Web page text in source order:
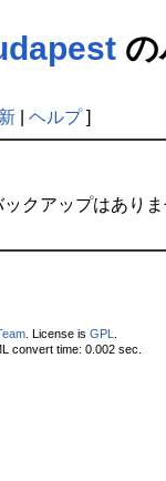
ヘルプ]
クアップはあり
. License is GPL
convert time: 0.002 sec.